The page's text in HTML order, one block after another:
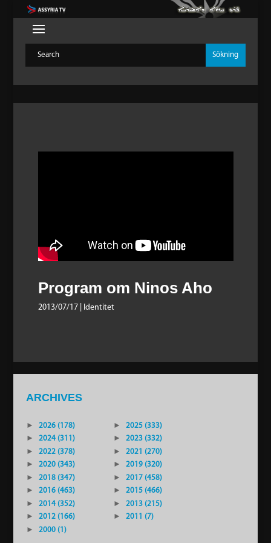
Program om Ninos Aho
2013/07/17| Identitet
ARCHIVES
► 2026 (178) ►
2025 (333)
►
2024 (311) ►
2023 (332)
►
2022 (378) ►
2021 (270)
►
2020 (343) ►
2019 (320)
►
2018 (347) ►
2017 (458)
►
2016 (463) ►
2015 (466)
►
2014 (352) ►
2013 (215)
►
2012 (166) ►
2011 (7)
►
2000 (1)